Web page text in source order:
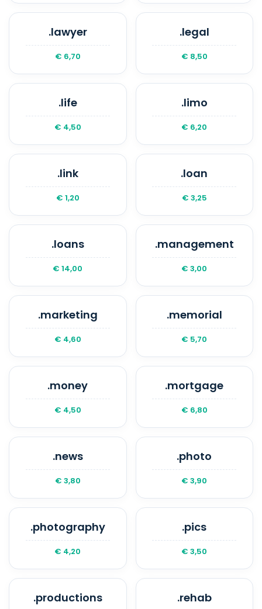
.lawyer
€ 6,70
.legal
€ 8,50
.life
€ 4,50
.limo
€ 6,20
.link
€ 1,20
.loan
€ 3,25
.loans
€ 14,00
.management
€ 3,00
.marketing
€ 4,60
.memorial
€ 5,70
.money
€ 4,50
.mortgage
€ 6,80
.news
€ 3,80
.photo
€ 3,90
.photography
€ 4,20
.pics
€ 3,50
.productions .rehab